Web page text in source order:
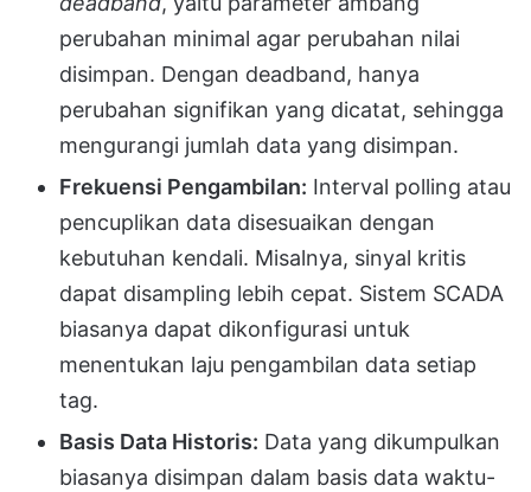
perubahan minimal agar perubahan nilai
disimpan. Dengan deadband, hanya
perubahan signifikan yang dicatat, sehingga
mengurangi jumlah data yang disimpan.
Frekuensi Pengambilan: Interval polling atau
pencuplikan data disesuaikan dengan
kebutuhan kendali. Misalnya, sinyal kritis
dapat disampling lebih cepat. Sistem SCADA
biasanya dapat dikonfigurasi untuk
menentukan laju pengambilan data setiap
tag.
Basis Data Historis: Data yang dikumpulkan
biasanya disimpan dalam basis data waktu-